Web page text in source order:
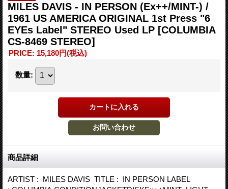
MILES DAVIS - IN PERSON (Ex++/MINT-) /
1961 US AMERICA ORIGINAL 1st Press "6
EYEs Label" STEREO Used LP [COLUMBIA
CS-8469 STEREO]
PRICE: 15,180円(税込)
数量:
商品詳細
ARTIST : MILES DAVIS TITLE : IN PERSON LABEL